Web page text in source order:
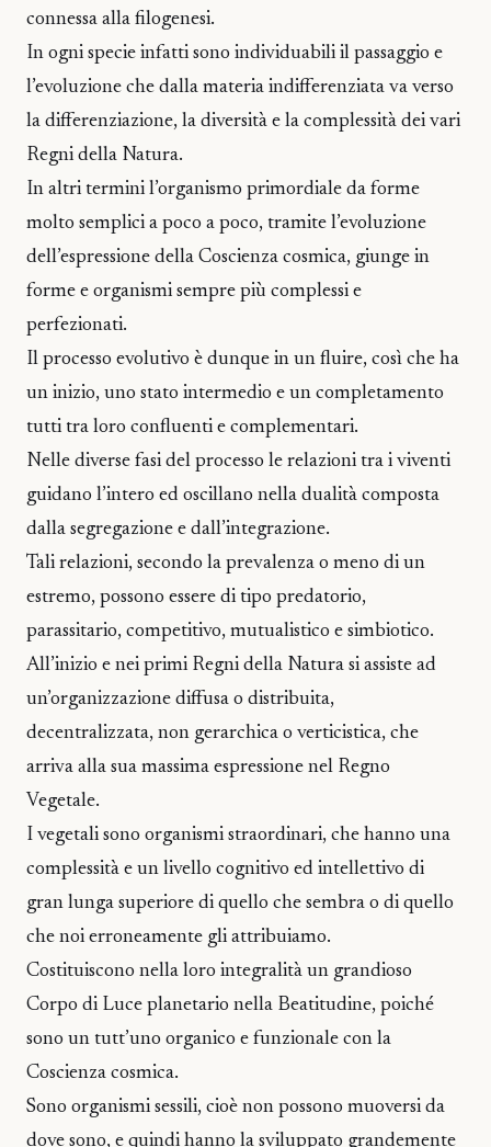
connessa alla filogenesi.
In ogni specie infatti sono individuabili il passaggio e
l’evoluzione che dalla materia indifferenziata va verso
la differenziazione, la diversità e la complessità dei vari
Regni della Natura.
In altri termini l’organismo primordiale da forme
molto semplici a poco a poco, tramite l’evoluzione
dell’espressione della Coscienza cosmica, giunge in
forme e organismi sempre più complessi e
perfezionati.
Il processo evolutivo è dunque in un fluire, così che ha
un inizio, uno stato intermedio e un completamento
tutti tra loro confluenti e complementari.
Nelle diverse fasi del processo le relazioni tra i viventi
guidano l’intero ed oscillano nella dualità composta
dalla segregazione e dall’integrazione.
Tali relazioni, secondo la prevalenza o meno di un
estremo, possono essere di tipo predatorio,
parassitario, competitivo, mutualistico e simbiotico.
All’inizio e nei primi Regni della Natura si assiste ad
un’organizzazione diffusa o distribuita,
decentralizzata, non gerarchica o verticistica, che
arriva alla sua massima espressione nel Regno
Vegetale.
I vegetali sono organismi straordinari, che hanno una
complessità e un livello cognitivo ed intellettivo di
gran lunga superiore di quello che sembra o di quello
che noi erroneamente gli attribuiamo.
Costituiscono nella loro integralità un grandioso
Corpo di Luce planetario nella Beatitudine, poiché
sono un tutt’uno organico e funzionale con la
Coscienza cosmica.
Sono organismi sessili, cioè non possono muoversi da
dove sono, e quindi hanno la sviluppato grandemente